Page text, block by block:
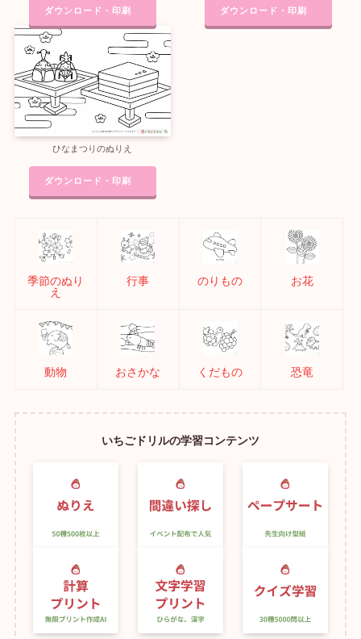
ダウンロード・印刷 ダウンロード・印刷
ひなまつりのぬりえ
ダウンロード・印刷
季節のぬり
え
行事 のりもの お花
動物 おさかな くだもの 恐竜
いちごドリルの学習コンテンツ